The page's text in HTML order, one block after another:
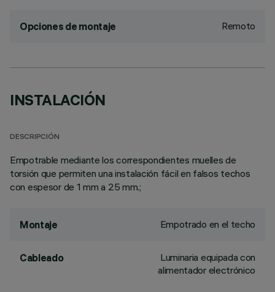
Opciones de montaje Remoto
INSTALACIÓN
DESCRIPCIÓN
Empotrable mediante los correspondientes muelles de
torsión que permiten una instalación fácil en falsos techos
con espesor de 1 mm a 25 mm.;
Montaje Empotrado en el techo
Cableado
Luminaria equipada con
alimentador electrónico